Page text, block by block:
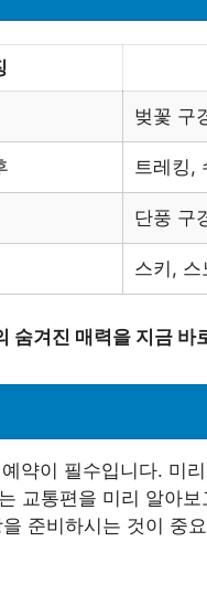
벚꽃 구
트레킹,
단풍 구
스키, 스
숨겨진 매력을 지금 바
약이 필수입니다. 미
교통편을 미리 알아
준비하시는 것이 중